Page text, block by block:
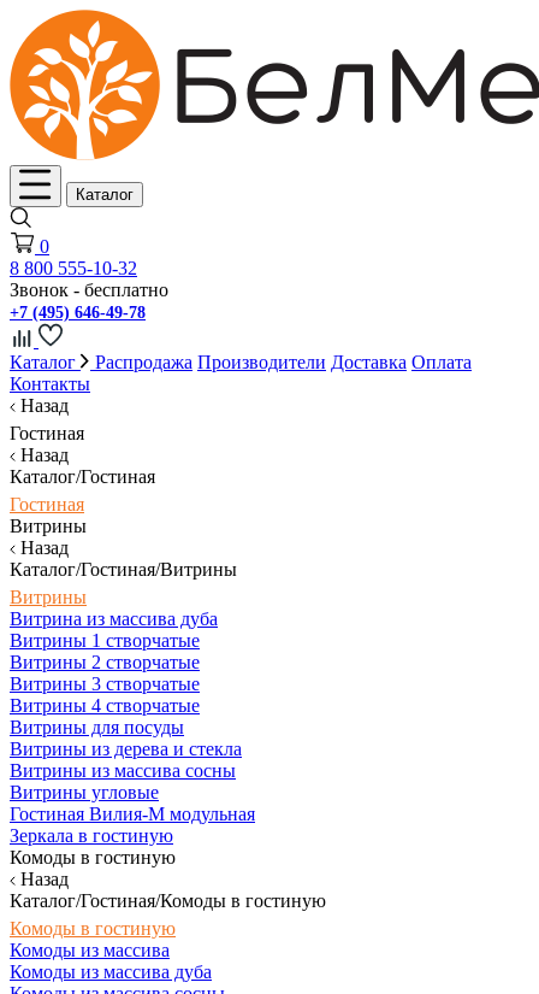
Каталог
0
8 800 555-10-32
Звонок - бесплатно
+7 (495) 646-49-78
Каталог Распродажа Производители Доставка Оплата
Контакты
Назад
Гостиная
Назад
Каталог/Гостиная
Гостиная
Витрины
Назад
Каталог/Гостиная/Витрины
Витрины
Витрина из массива дуба
Витрины 1 створчатые
Витрины 2 створчатые
Витрины 3 створчатые
Витрины 4 створчатые
Витрины для посуды
Витрины из дерева и стекла
Витрины из массива сосны
Витрины угловые
Гостиная Вилия-М модульная
Зеркала в гостиную
Комоды в гостиную
Назад
Каталог/Гостиная/Комоды в гостиную
Комоды в гостиную
Комоды из массива
Комоды из массива дуба